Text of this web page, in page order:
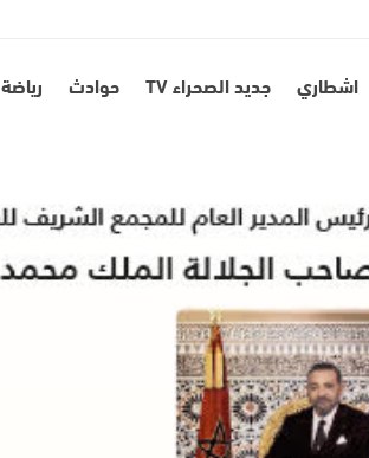
اشطاري جديد الصحراء TV حوادث رياضة